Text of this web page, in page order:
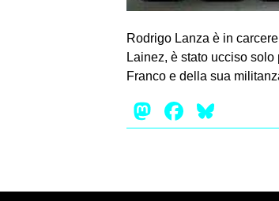
Rodrigo Lanza è in
Lainez, è stato ucciso
Franco e della sua
Mastodon